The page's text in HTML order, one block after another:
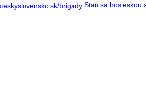
Staň sa hosteskou ›